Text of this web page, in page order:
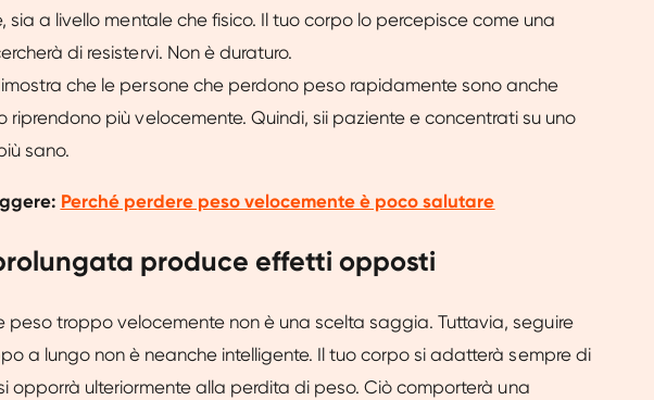
sia a livello mentale che fisico. Il tuo corpo lo percepisce come una
di resistervi. Non è duraturo.
che le persone che perdono peso rapidamente sono anche
riprendono più velocemente. Quindi, sii paziente e concentrati su uno
sano.
Perché perdere peso velocemente è poco salutare
produce effetti opposti
peso troppo velocemente non è una scelta saggia. Tuttavia, seguire
a lungo non è neanche intelligente. Il tuo corpo si adatterà sempre di
opporrà ulteriormente alla perdita di peso. Ciò comporterà una